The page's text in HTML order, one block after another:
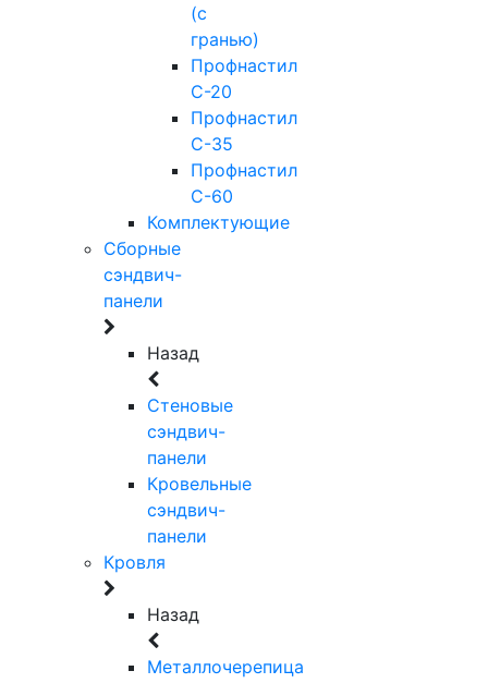
(с
гранью)
Профнастил
С-20
Профнастил
С-35
Профнастил
С-60
Комплектующие
Сборные
сэндвич-
панели
Назад
Стеновые
сэндвич-
панели
Кровельные
сэндвич-
панели
Кровля
Назад
Металлочерепица